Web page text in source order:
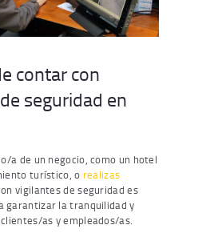
contar con
seguridad en
a de un negocio, como un hotel
turístico, o realizas
vigilantes de seguridad es
garantizar la tranquilidad y
as y empleados/as.